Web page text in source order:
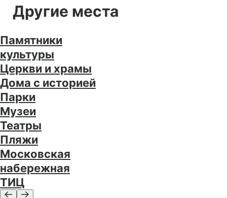
Другие места
Памятники
культуры
Церкви и храмы
Дома с историей
Парки
Музеи
Театры
Пляжи
Московская
набережная
ТИЦ